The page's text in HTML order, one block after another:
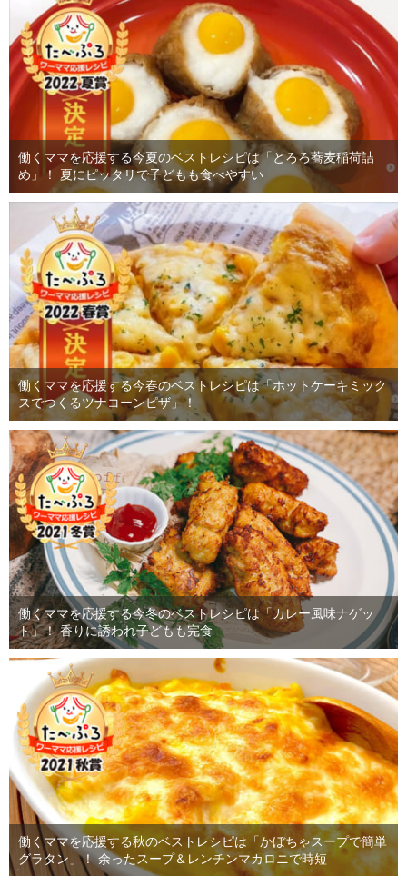
働くママを応援する今夏のベストレシピは「とろろ蕎麦稲荷詰
め」！ 夏にピッタリで子どもも食べやすい
働くママを応援する今春のベストレシピは「ホットケーキミック
スでつくるツナコーンピザ」！
働くママを応援する今冬のベストレシピは「カレー風味ナゲッ
ト」！ 香りに誘われ子どもも完食
働くママを応援する秋のベストレシピは「かぼちゃスープで簡単
グラタン」！ 余ったスープ＆レンチンマカロニで時短